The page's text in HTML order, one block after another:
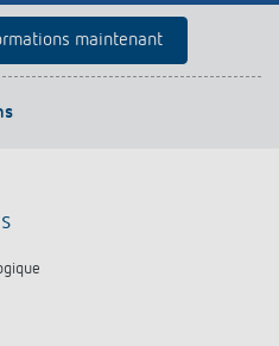
maintenant